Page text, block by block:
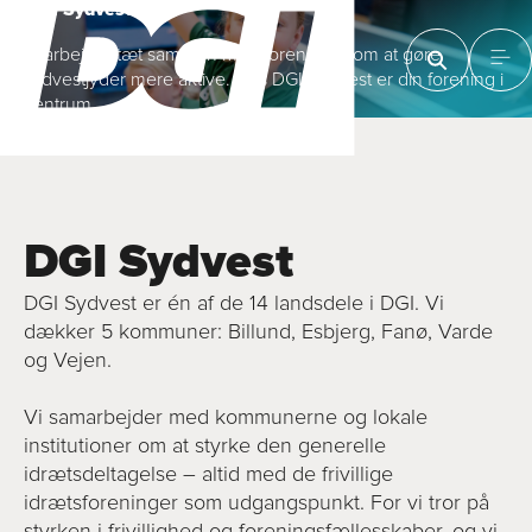
DGI Sydvest
Vi arbejder tæt sammen med foreninger om at gøre
sydvestjyder mere aktive. Hos DGI Sydvest er din forening i
centrum
DGI Sydvest
DGI Sydvest er én af de 14 landsdele i DGI. Vi
dækker 5 kommuner: Billund, Esbjerg, Fanø, Varde
og Vejen.
Vi samarbejder med kommunerne og lokale
institutioner om at styrke den generelle
idrætsdeltagelse – altid med de frivillige
idrætsforeninger som udgangspunkt. For vi tror på